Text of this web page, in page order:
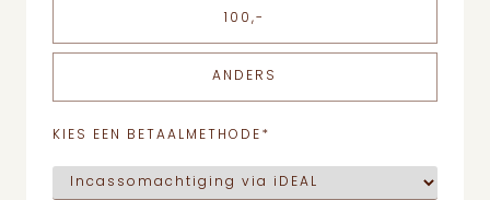
100,-
ANDERS
KIES EEN BETAALMETHODE *